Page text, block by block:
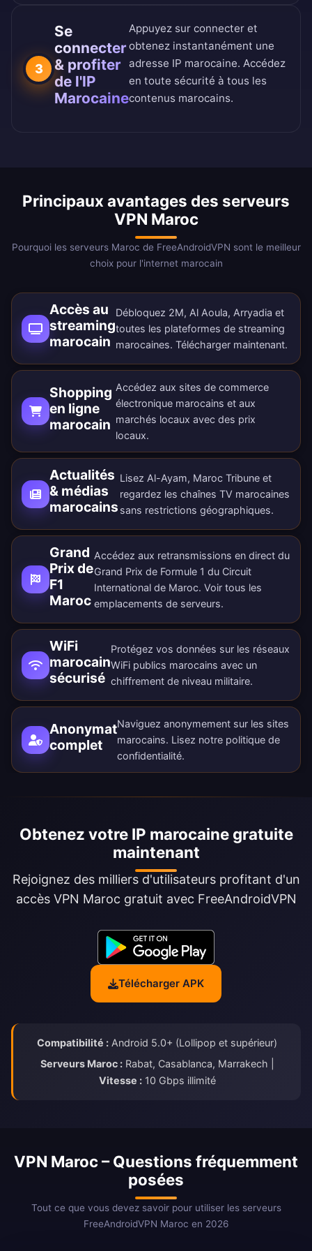
3
Se
connecter
& profiter
de l'IP
Marocaine
Appuyez sur connecter et
obtenez instantanément une
adresse IP marocaine. Accédez
en toute sécurité à tous les
contenus marocains.
Principaux avantages des serveurs
VPN Maroc
Pourquoi les serveurs Maroc de FreeAndroidVPN sont le meilleur
choix pour l'internet marocain
Accès au
streaming
marocain
Débloquez 2M, Al Aoula, Arryadia et
toutes les plateformes de streaming
marocaines. Télécharger maintenant.
Shopping
en ligne
marocain
Accédez aux sites de commerce
électronique marocains et aux
marchés locaux avec des prix
locaux.
Actualités
& médias
marocains
Lisez Al-Ayam, Maroc Tribune et
regardez les chaînes TV marocaines
sans restrictions géographiques.
Grand
Prix de
F1
Maroc
Accédez aux retransmissions en direct du
Grand Prix de Formule 1 du Circuit
International de Maroc. Voir tous les
emplacements de serveurs.
WiFi
marocain
sécurisé
Protégez vos données sur les réseaux
WiFi publics marocains avec un
chiffrement de niveau militaire.
Anonymat
complet
Naviguez anonymement sur les sites
marocains. Lisez notre politique de
confidentialité.
Obtenez votre IP marocaine gratuite
maintenant
Rejoignez des milliers d'utilisateurs profitant d'un
accès VPN Maroc gratuit avec FreeAndroidVPN
Télécharger APK
Compatibilité : Android 5.0+ (Lollipop et supérieur)
Serveurs Maroc :Rabat, Casablanca, Marrakech |
Vitesse :10 Gbps illimité
VPN Maroc – Questions fréquemment
posées
Tout ce que vous devez savoir pour utiliser les serveurs
FreeAndroidVPN Maroc en 2026